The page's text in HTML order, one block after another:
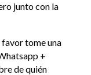
junto con la
tome una
+
de quién